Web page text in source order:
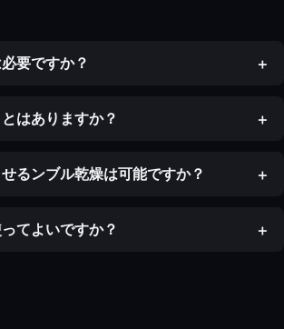
要ですか？
はありますか？
るンブル乾燥は可能ですか？
てよいですか？